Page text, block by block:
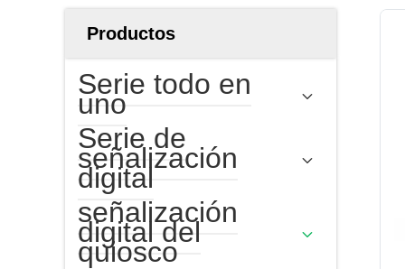
Productos
Serie todo en
uno
Serie de
señalización
digital
señalización
digital del
quiosco